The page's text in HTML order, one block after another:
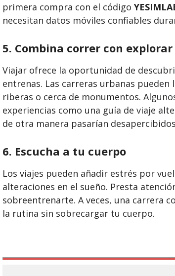
primera compra con el código
necesitan datos móviles confiables
5. Combina correr con explorar
Viajar ofrece la oportunidad de
entrenas. Las carreras urbanas
riberas o cerca de monumentos.
experiencias como una guía de viaje
de otra manera pasarían
6. Escucha a tu cuerpo
Los viajes pueden añadir estrés por
alteraciones en el sueño. Presta
sobreentrenarte. A veces, una carrera
la rutina sin sobrecargar tu cuerpo.